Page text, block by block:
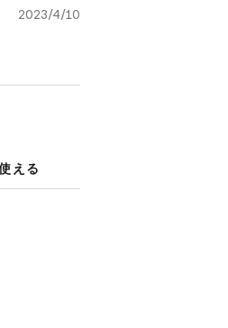
2023/4/10
える